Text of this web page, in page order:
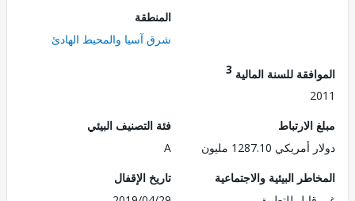
شرق آسيا والمحيط الهادئ
للسنة المالية3
1287.10 مليون
فئة التصنيف البيئي
A
البيئية والاجتماعية
تاريخ الإقفال